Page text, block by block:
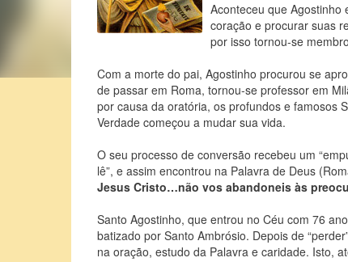
Aconteceu que
coração e procurar suas
por isso tornou-se
Com a morte do pai, Agostinho procurou se
de passar em Roma, tornou-se professor em
por causa da oratória, os profundos e famosos
Verdade começou a mudar sua vida.
O seu processo de conversão recebeu um
lê”, e assim encontrou na Palavra de Deus
Jesus Cristo…não vos abandoneis às
Santo Agostinho, que entrou no Céu com 76
batizado por Santo Ambrósio. Depois de
na oração, estudo da Palavra e caridade. Isto,